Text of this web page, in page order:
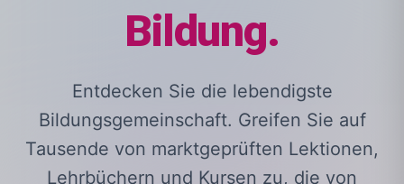
Bildung.
Entdecken Sie die lebendigste
Bildungsgemeinschaft. Greifen Sie auf
Tausende von marktgeprüften Lektionen,
Lehrbüchern und Kursen zu, die von